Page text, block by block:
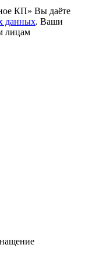
КП» Вы даёте
данных. Ваши
лицам